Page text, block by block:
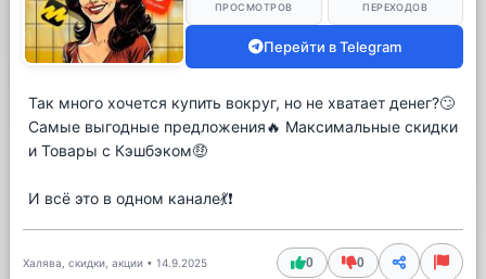
ПРОСМОТРОВ ПЕРЕХОДОВ
Перейти в Telegram
Так много хочется купить вокруг, но не хватает денег?🙄
Самые выгодные предложения🔥 Максимальные скидки
и Товары с Кэшбэком🤑
И всё это в одном канале💃❗️
Халява, скидки, акции • 14.9.2025 0 0